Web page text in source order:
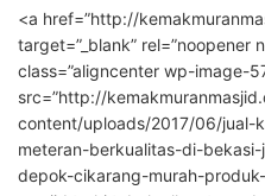
<a href=”http://
target=”_blank” rel=”noopener
class=”aligncenter wp-image-
src=”http://
content/uploads/2017/06/
meteran-berkualitas-di-
depok-cikarang-murah-